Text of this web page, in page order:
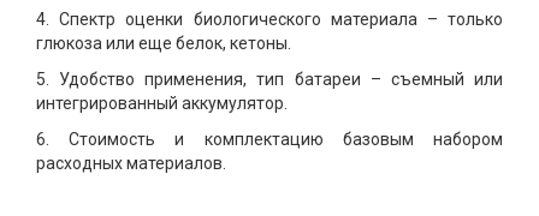
4. Спектр оценки биологического материала – только
глюкоза или еще белок, кетоны.
5. Удобство применения, тип батареи – съемный или
интегрированный аккумулятор.
6. Стоимость и комплектацию базовым набором
расходных материалов.